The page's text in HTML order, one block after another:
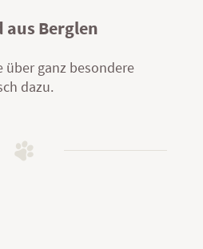
aus Berglen
über ganz besondere
dazu.